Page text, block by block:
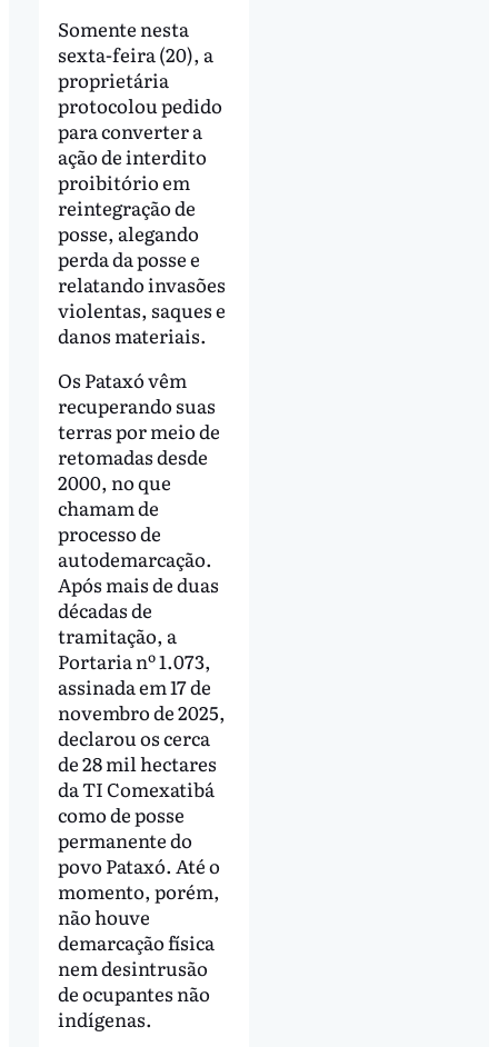
Somente nesta
sexta-feira (20), a
proprietária
protocolou pedido
para converter a
ação de interdito
proibitório em
reintegração de
posse, alegando
perda da posse e
relatando invasões
violentas, saques e
danos materiais.
Os Pataxó vêm
recuperando suas
terras por meio de
retomadas desde
2000, no que
chamam de
processo de
autodemarcação.
Após mais de duas
décadas de
tramitação, a
Portaria nº 1.073,
assinada em 17 de
novembro de 2025,
declarou os cerca
de 28 mil hectares
da TI Comexatibá
como de posse
permanente do
povo Pataxó. Até o
momento, porém,
não houve
demarcação física
nem desintrusão
de ocupantes não
indígenas.